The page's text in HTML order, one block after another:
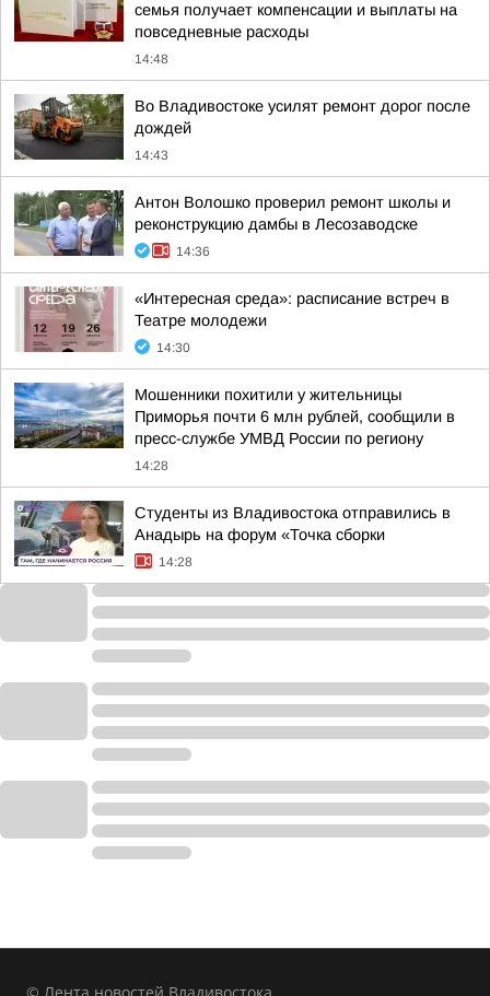
семья получает компенсации и выплаты на
повседневные расходы
14:48
Во Владивостоке усилят ремонт дорог после
дождей
14:43
Антон Волошко проверил ремонт школы и
реконструкцию дамбы в Лесозаводске
14:36
«Интересная среда»: расписание встреч в
Театре молодежи
14:30
Мошенники похитили у жительницы
Приморья почти 6 млн рублей, сообщили в
пресс-службе УМВД России по региону
14:28
Студенты из Владивостока отправились в
Анадырь на форум «Точка сборки
14:28